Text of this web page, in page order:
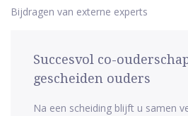
Bijdragen van externe experts
Succesvol co-
gescheiden ouders
Na een scheiding blijft u samen